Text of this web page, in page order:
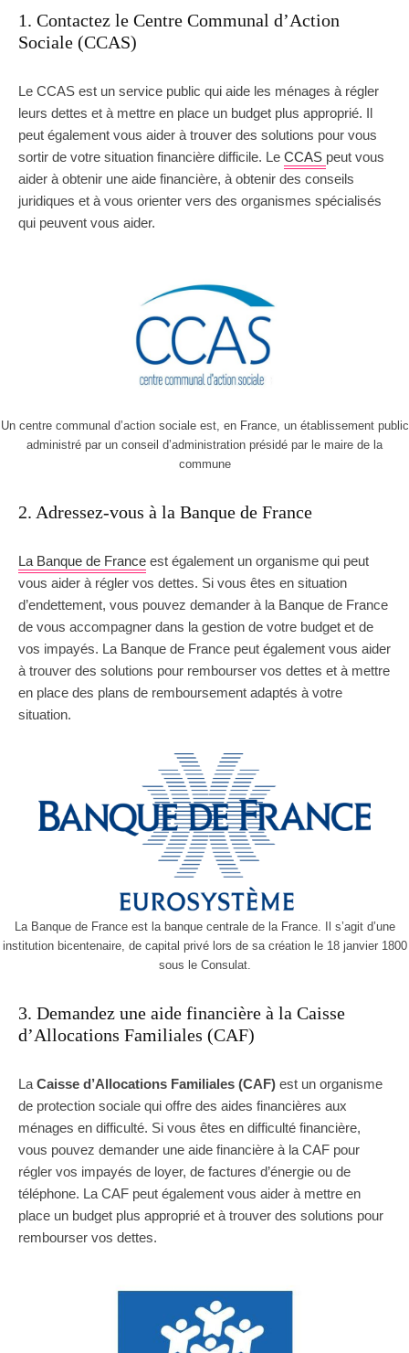
1. Contactez le Centre Communal d’Action
Sociale (CCAS)
Le CCAS est un service public qui aide les ménages à régler
leurs dettes et à mettre en place un budget plus approprié. Il
peut également vous aider à trouver des solutions pour vous
sortir de votre situation financière difficile. Le CCAS peut vous
aider à obtenir une aide financière, à obtenir des conseils
juridiques et à vous orienter vers des organismes spécialisés
qui peuvent vous aider.
Un centre communal d’action sociale est, en France, un établissement public
administré par un conseil d’administration présidé par le maire de la
commune
2. Adressez-vous à la Banque de France
La Banque de France est également un organisme qui peut
vous aider à régler vos dettes. Si vous êtes en situation
d’endettement, vous pouvez demander à la Banque de France
de vous accompagner dans la gestion de votre budget et de
vos impayés. La Banque de France peut également vous aider
à trouver des solutions pour rembourser vos dettes et à mettre
en place des plans de remboursement adaptés à votre
situation.
La Banque de France est la banque centrale de la France. Il s’agit d’une
institution bicentenaire, de capital privé lors de sa création le 18 janvier 1800
sous le Consulat.
3. Demandez une aide financière à la Caisse
d’Allocations Familiales (CAF)
La Caisse d’Allocations Familiales (CAF) est un organisme
de protection sociale qui offre des aides financières aux
ménages en difficulté. Si vous êtes en difficulté financière,
vous pouvez demander une aide financière à la CAF pour
régler vos impayés de loyer, de factures d’énergie ou de
téléphone. La CAF peut également vous aider à mettre en
place un budget plus approprié et à trouver des solutions pour
rembourser vos dettes.